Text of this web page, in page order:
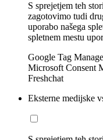
S sprejetjem teh
zagotovimo tudi
uporabo našega
spletnem mestu
Google Tag
Microsoft Consent
Freshchat
Eksterne medijske